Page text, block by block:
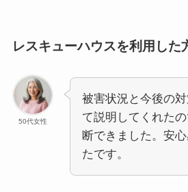
レスキューハウスを利用した
50代女性
被害状況と今後の
て説明してくれた
断できました。安
たです。